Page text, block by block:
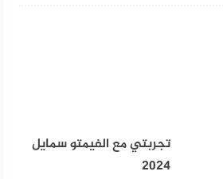
تجربتي مع الفيمتو سمايل
2024